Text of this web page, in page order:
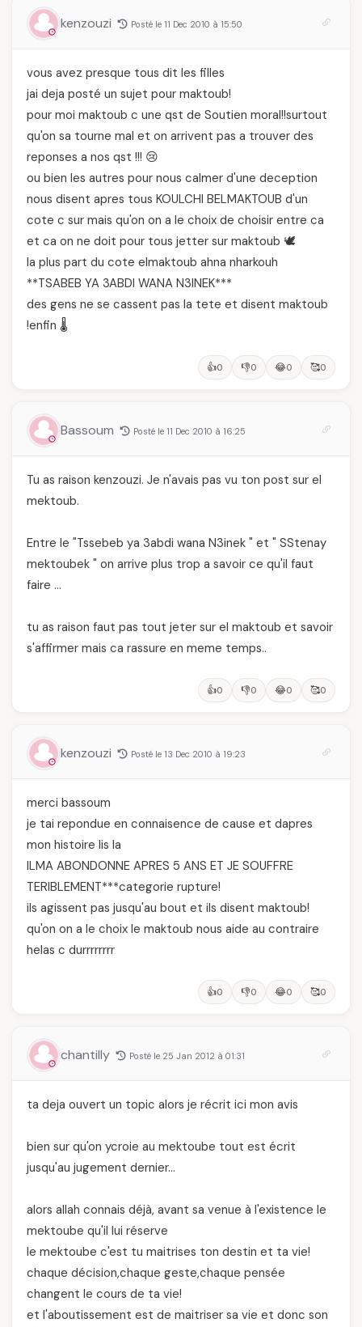
kenzouzi Posté le 11 Dec 2010 à 15:50
vous avez presque tous dit les filles
jai deja posté un sujet pour maktoub!
pour moi maktoub c une qst de Soutien moral!!surtout
qu'on sa tourne mal et on arrivent pas a trouver des
reponses a nos qst !!! 😢
ou bien les autres pour nous calmer d'une deception
nous disent apres tous KOULCHI BELMAKTOUB d'un
cote c sur mais qu'on on a le choix de choisir entre ca
et ca on ne doit pour tous jetter sur maktoub 🕊️
la plus part du cote elmaktoub ahna nharkouh
**TSABEB YA 3ABDI WANA N3INEK***
des gens ne se cassent pas la tete et disent maktoub
!enfin 🌡️
👍0 👎0 😂0 🥰0
Bassoum Posté le 11 Dec 2010 à 16:25
Tu as raison kenzouzi. Je n'avais pas vu ton post sur el
mektoub.
Entre le "Tssebeb ya 3abdi wana N3inek " et " SStenay
mektoubek " on arrive plus trop a savoir ce qu'il faut
faire …
tu as raison faut pas tout jeter sur el maktoub et savoir
s'affirmer mais ca rassure en meme temps..
👍0 👎0 😂0 🥰0
kenzouzi Posté le 13 Dec 2010 à 19:23
merci bassoum
je tai repondue en connaisence de cause et dapres
mon histoire lis la
ILMA ABONDONNE APRES 5 ANS ET JE SOUFFRE
TERIBLEMENT***categorie rupture!
ils agissent pas jusqu'au bout et ils disent maktoub!
qu'on on a le choix le maktoub nous aide au contraire
helas c durrrrrrrr
👍0 👎0 😂0 🥰0
chantilly Posté le 25 Jan 2012 à 01:31
ta deja ouvert un topic alors je récrit ici mon avis
bien sur qu'on ycroie au mektoube tout est écrit
jusqu'au jugement dernier…
alors allah connais déjà, avant sa venue à l'existence le
mektoube qu'il lui réserve
le mektoube c'est tu maitrises ton destin et ta vie!
chaque décision,chaque geste,chaque pensée
changent le cours de ta vie!
et l'aboutissement est de maitriser sa vie et donc son